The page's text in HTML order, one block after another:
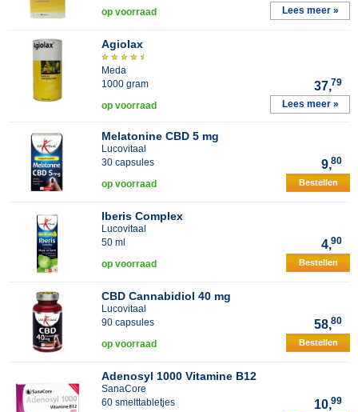
op voorraad Lees meer »
Agiolax
Meda
1000 gram
37,79
op voorraad Lees meer »
Melatonine CBD 5 mg
Lucovitaal
30 capsules
9,80
op voorraad Bestellen
Iberis Complex
Lucovitaal
50 ml
4,90
op voorraad Bestellen
CBD Cannabidiol 40 mg
Lucovitaal
90 capsules
58,80
op voorraad Bestellen
Adenosyl 1000 Vitamine B12
SanaCore
60 smelttabletjes
10,99